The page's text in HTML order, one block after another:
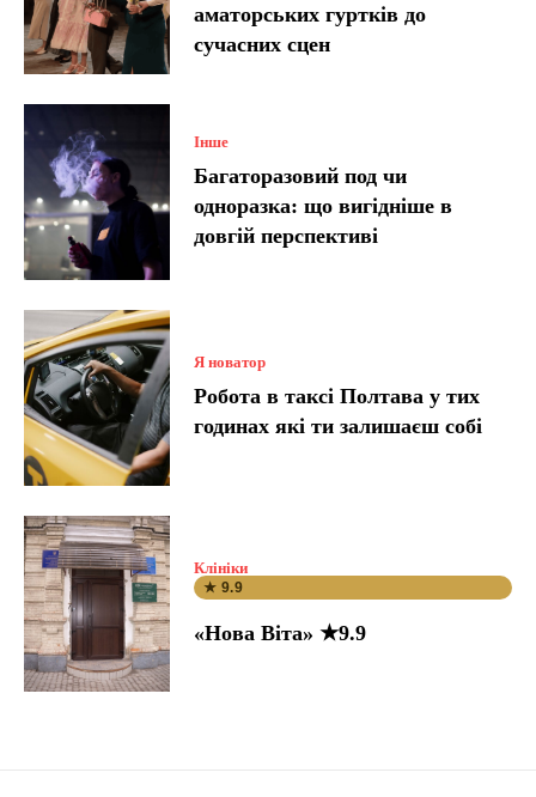
аматорських гуртків до
сучасних сцен
Інше
Багаторазовий под чи
одноразка: що вигідніше в
довгій перспективі
Я новатор
Робота в таксі Полтава у тих
годинах які ти залишаєш собі
Клініки
★ 9.9
«Нова Віта» ★9.9